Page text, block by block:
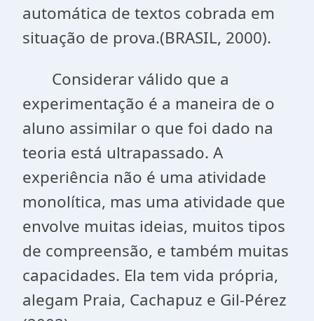
automática de textos cobrada em
situação de prova.(BRASIL, 2000).
Considerar válido que a
experimentação é a maneira de o
aluno assimilar o que foi dado na
teoria está ultrapassado. A
experiência não é uma atividade
monolítica, mas uma atividade que
envolve muitas ideias, muitos tipos
de compreensão, e também muitas
capacidades. Ela tem vida própria,
alegam Praia, Cachapuz e Gil-Pérez